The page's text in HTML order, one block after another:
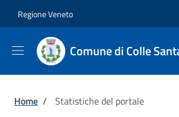
Regione Veneto
Comune di Colle
Briciole di pane
Home / Statistiche del portale